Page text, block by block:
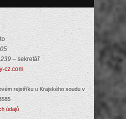
– sekretář
cz.com
rejstříku u Krajského soudu v
údajů